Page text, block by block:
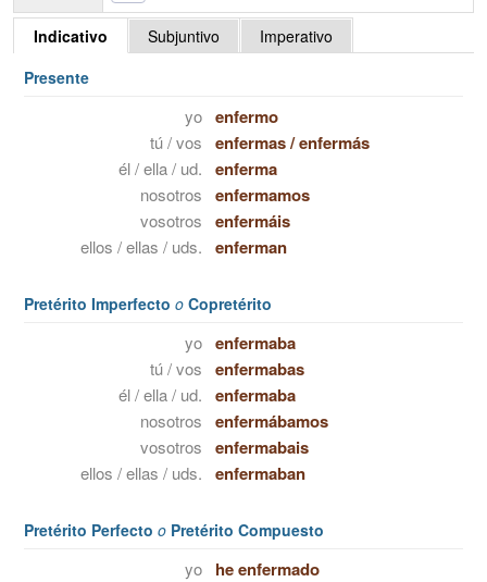
Indicativo Subjuntivo
Imperativo
Presente
yo enfermo
tú / vos enfermas/enfermás
él / ella / ud. enferma
nosotros enfermamos
vosotros enfermáis
ellos / ellas / uds. enferman
Pretérito Imperfecto o Copretérito
yo enfermaba
tú / vos enfermabas
él / ella / ud. enfermaba
nosotros enfermábamos
vosotros enfermabais
ellos / ellas / uds. enfermaban
Pretérito Perfecto o Pretérito Compuesto
yo he enfermado